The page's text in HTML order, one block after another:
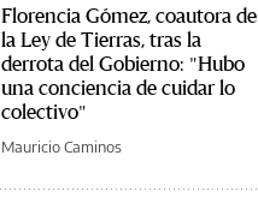
Florencia Gómez, coautora de
la Ley de Tierras, tras la
derrota del Gobierno: "Hubo
una conciencia de cuidar lo
colectivo"
Mauricio Caminos